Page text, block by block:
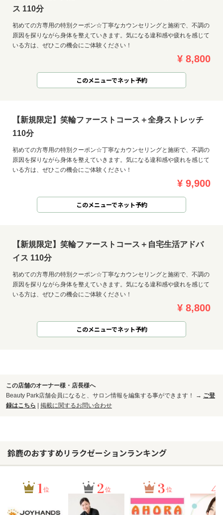
ス 110分
初めての方専用の特別クーポン☆丁寧なカウンセリングと施術で、不調の
原因を探りながら身体を整えていきます。気になる違和感や疲れを感じて
いる方は、ぜひこの機会にご体験ください！
¥ 8,800
このメニューでネット予約
【新規限定】笑輪ファーストコース＋全身ストレッチ
110分
初めての方専用の特別クーポン☆丁寧なカウンセリングと施術で、不調の
原因を探りながら身体を整えていきます。気になる違和感や疲れを感じて
いる方は、ぜひこの機会にご体験ください！
¥ 9,900
このメニューでネット予約
【新規限定】笑輪ファーストコース＋自宅生活アドバ
イス 110分
初めての方専用の特別クーポン☆丁寧なカウンセリングと施術で、不調の
原因を探りながら身体を整えていきます。気になる違和感や疲れを感じて
いる方は、ぜひこの機会にご体験ください！
¥ 8,800
このメニューでネット予約
この店舗のオーナー様・店長様へ
Beauty Park店舗会員になると、サロン情報を編集する事ができます！ → ご登
録はこちら | 掲載に関するお問い合わせ
鈴鹿のおすすめリラクゼーションランキング
1位 2 位 3 位 4